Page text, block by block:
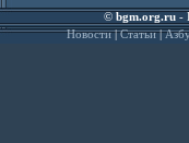
©bgm.org.ru-
Новости|Статьи|